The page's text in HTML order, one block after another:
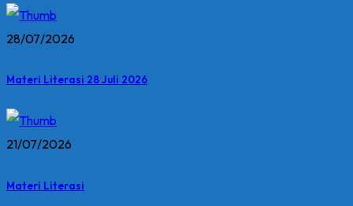
28/07/2026
Materi Literasi 28 Juli 2026
21/07/2026
Materi Literasi